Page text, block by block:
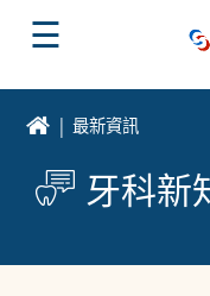
☰
最新資訊
牙科新